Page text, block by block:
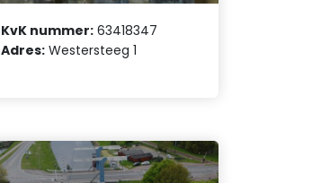
KvK nummer: 63418347
Adres: Westersteeg 1